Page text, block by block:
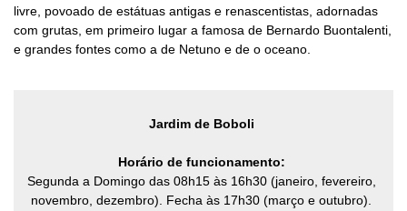
livre, povoado de estátuas antigas e renascentistas, adornadas
com grutas, em primeiro lugar a famosa de Bernardo Buontalenti,
e grandes fontes como a de Netuno e de o oceano.
Jardim de Boboli
Horário de funcionamento:
Segunda a Domingo das 08h15 às 16h30 (janeiro, fevereiro,
novembro, dezembro). Fecha às 17h30 (março e outubro).